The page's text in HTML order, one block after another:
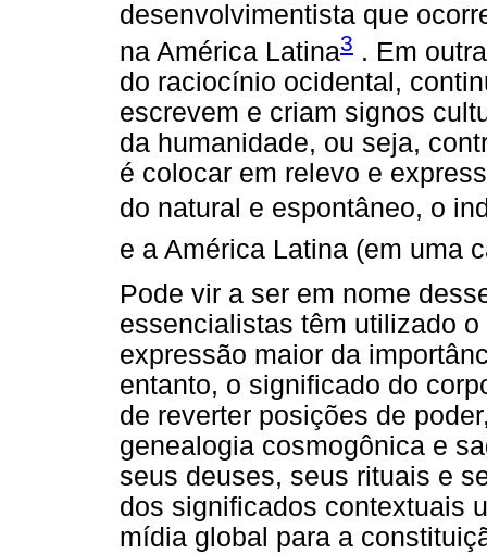
desenvolvimentista que
na América Latina3 . Em
do raciocínio ocidental,
escrevem e criam signos
da humanidade, ou seja,
é colocar em relevo e
do natural e espontâneo,
e a América Latina (em uma
Pode vir a ser em nome
essencialistas têm utilizado
expressão maior da
entanto, o significado do
de reverter posições de
genealogia cosmogônica e
seus deuses, seus rituais e
dos significados contextuais
mídia global para a